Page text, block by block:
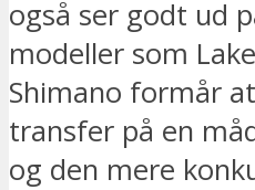
også ser godt ud
modeller som
Shimano formår
transfer på en
og den mere